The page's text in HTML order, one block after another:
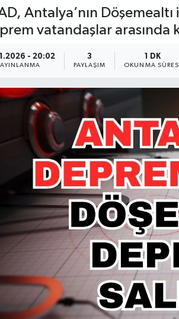
Antalya’nın
vatandaşlar arasında
- 20:02 3
PAYLAŞIM
1 DK
OKUNMA
Haberleri